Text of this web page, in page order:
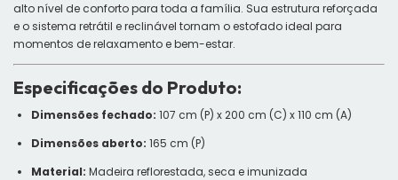
alto nível de conforto para toda a família. Sua estrutura reforçada
e o sistema retrátil e reclinável tornam o estofado ideal para
momentos de relaxamento e bem-estar.
Especificações do Produto:
Dimensões fechado: 107 cm (P) x 200 cm (C) x 110 cm (A)
Dimensões aberto: 165 cm (P)
Material: Madeira reflorestada, seca e imunizada